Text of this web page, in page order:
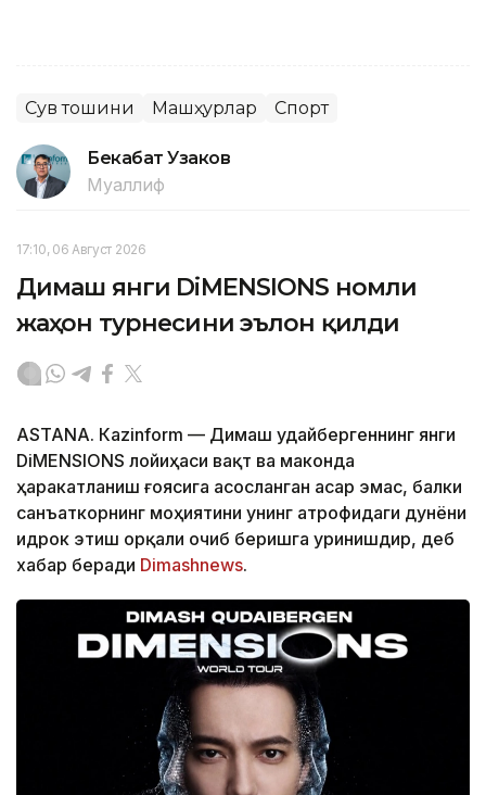
Сув тошқини Машҳурлар Спорт
Бекабат Узаков
Муаллиф
17:10, 06 Август 2026
Димаш янги DiMENSIONS номли
жаҳон турнесини эълон қилди
ASTANА. Кazinform — Димаш Қудайбергеннинг янги
DiMENSIONS лойиҳаси вақт ва маконда
ҳаракатланиш ғоясига асосланган асар эмас, балки
санъаткорнинг моҳиятини унинг атрофидаги дунёни
идрок этиш орқали очиб беришга уринишдир, деб
хабар беради Dimashnews.